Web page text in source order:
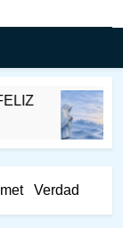
Verdad